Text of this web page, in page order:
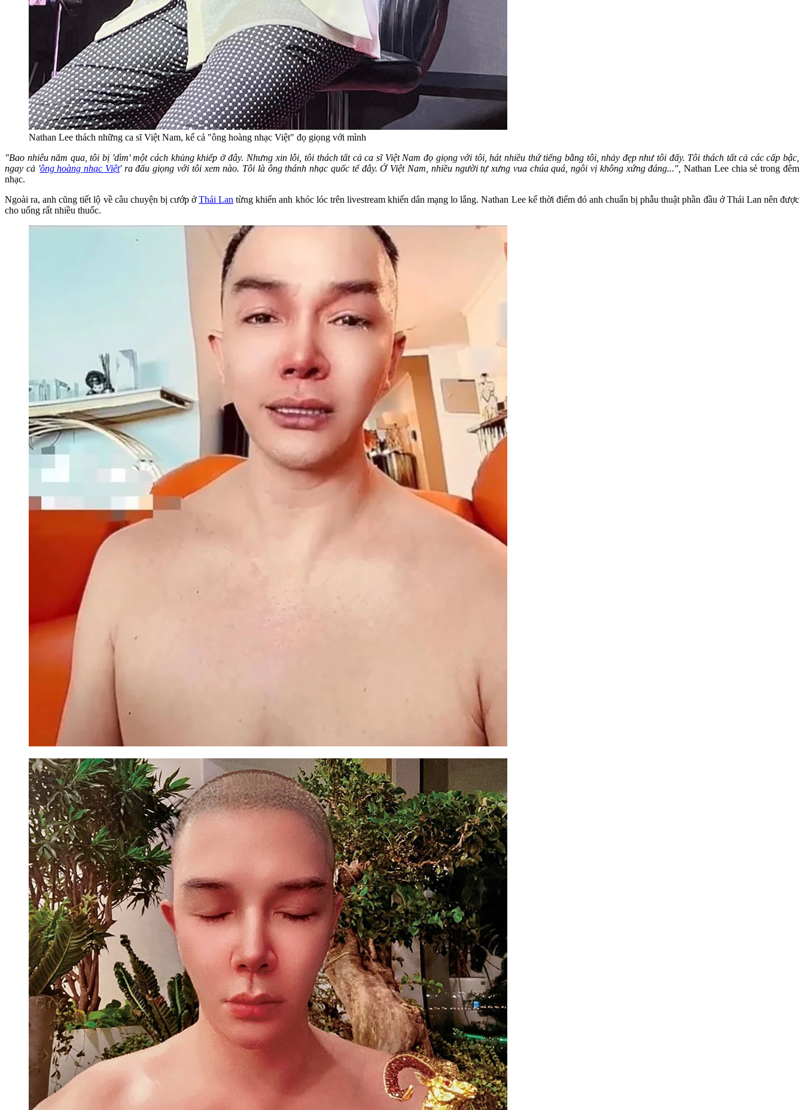
Nathan Lee thách những ca sĩ Việt Nam, kể cả "ông hoàng nhạc Việt" đọ giọng với mình
"Bao nhiêu năm qua, tôi bị 'dìm' một cách khủng khiếp ở đây. Nhưng xin lỗi, tôi thách tất cả ca sĩ Việt Nam đọ giọng với tôi, hát nhiều thứ tiếng bằng tôi, nhảy đẹp như tôi đấy. Tôi thách tất cả các cấp bậc,
ngay cả 'ông hoàng nhạc Việt' ra đấu giọng với tôi xem nào. Tôi là ông thánh nhạc quốc tế đây. Ở Việt Nam, nhiều người tự xưng vua chúa quá, ngôi vị không xứng đáng...", Nathan Lee chia sẻ trong đêm
nhạc.
Ngoài ra, anh cũng tiết lộ về câu chuyện bị cướp ởThái Lan từng khiến anh khóc lóc trên livestream khiến dân mạng lo lắng. Nathan Lee kể thời điểm đó anh chuẩn bị phẫu thuật phần đầu ở Thái Lan nên được
cho uống rất nhiều thuốc.